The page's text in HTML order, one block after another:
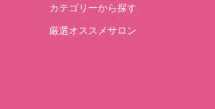
カテゴリーから探す
厳選オススメサロン